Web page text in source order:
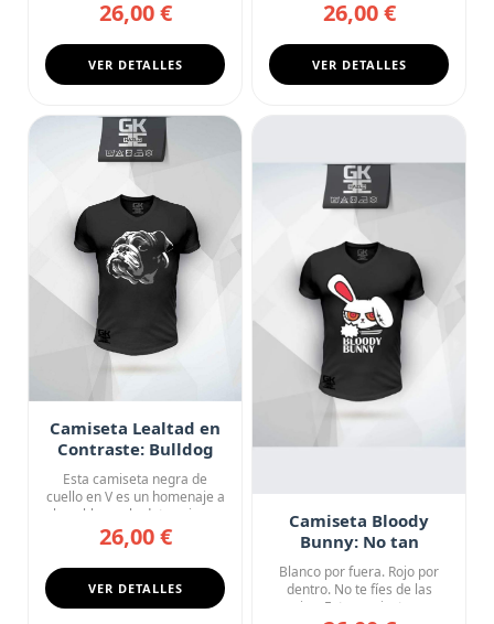
26,00 €
VER DETALLES
26,00 €
VER DETALLES
Camiseta Lealtad en
Contraste: Bulldog
Silver
Esta camiseta negra de
cuello en V es un homenaje a
la nobleza y la determina...
26,00 €
VER DETALLES
Camiseta Bloody
Bunny: No tan
Inocente
Blanco por fuera. Rojo por
dentro. No te fíes de las
orejas. Esta camiseta ne...